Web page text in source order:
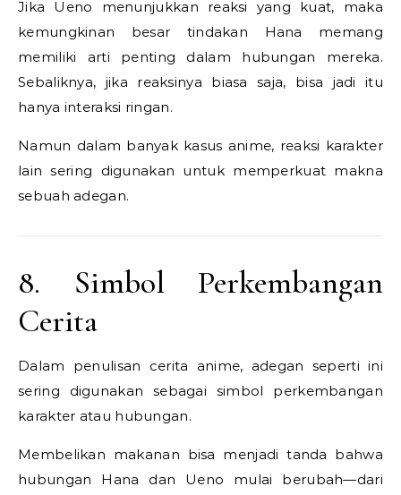
Jika Ueno menunjukkan reaksi yang kuat, maka
kemungkinan besar tindakan Hana memang
memiliki arti penting dalam hubungan mereka.
Sebaliknya, jika reaksinya biasa saja, bisa jadi itu
hanya interaksi ringan.
Namun dalam banyak kasus anime, reaksi karakter
lain sering digunakan untuk memperkuat makna
sebuah adegan.
8. Simbol Perkembangan
Cerita
Dalam penulisan cerita anime, adegan seperti ini
sering digunakan sebagai simbol perkembangan
karakter atau hubungan.
Membelikan makanan bisa menjadi tanda bahwa
hubungan Hana dan Ueno mulai berubah—dari